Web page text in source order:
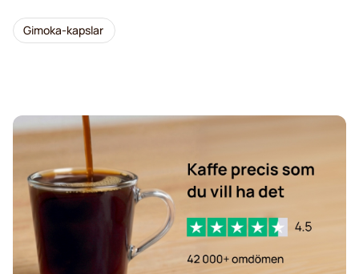
Gimoka-kapslar